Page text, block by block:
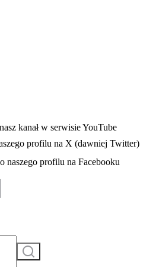
karcie
się w nowej karcie
kanał w serwisie YouTube
profilu na X (dawniej Twitter)
się w nowej karcie
naszego profilu na Facebooku
Szukaj